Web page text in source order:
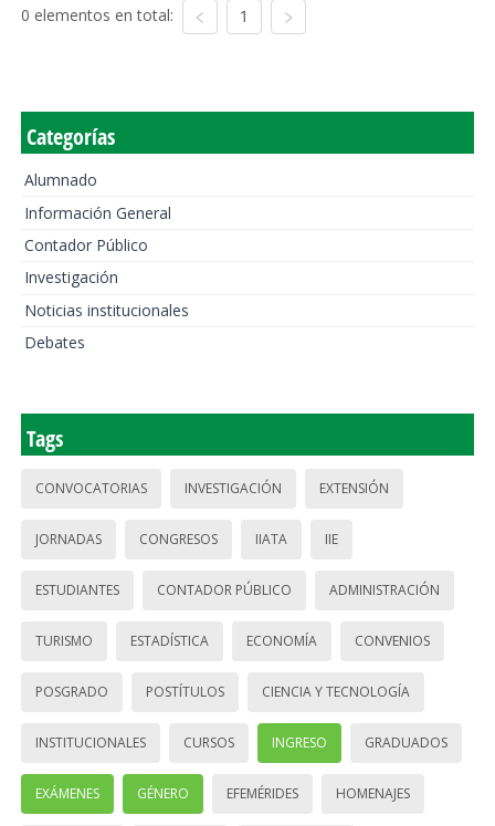
0 elementos en total: 1
Categorías
Alumnado
Información General
Contador Público
Investigación
Noticias institucionales
Debates
Tags
CONVOCATORIAS INVESTIGACIÓN EXTENSIÓN
JORNADAS CONGRESOS IIATA IIE
ESTUDIANTES CONTADOR PÚBLICO ADMINISTRACIÓN
TURISMO ESTADÍSTICA ECONOMÍA CONVENIOS
POSGRADO POSTÍTULOS CIENCIA Y TECNOLOGÍA
INSTITUCIONALES CURSOS INGRESO GRADUADOS
EXÁMENES GÉNERO EFEMÉRIDES HOMENAJES